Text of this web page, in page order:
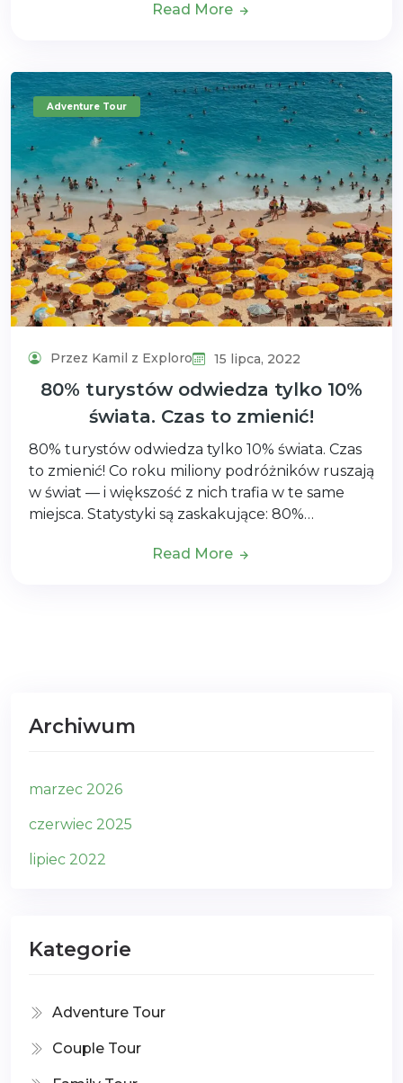
Read More
Adventure Tour
Przez Kamil z Exploro 15 lipca, 2022
80% turystów odwiedza tylko 10%
świata. Czas to zmienić!
80% turystów odwiedza tylko 10% świata. Czas
to zmienić! Co roku miliony podróżników ruszają
w świat — i większość z nich trafia w te same
miejsca. Statystyki są zaskakujące: 80%…
Read More
Archiwum
marzec 2026
czerwiec 2025
lipiec 2022
Kategorie
Adventure Tour
Couple Tour